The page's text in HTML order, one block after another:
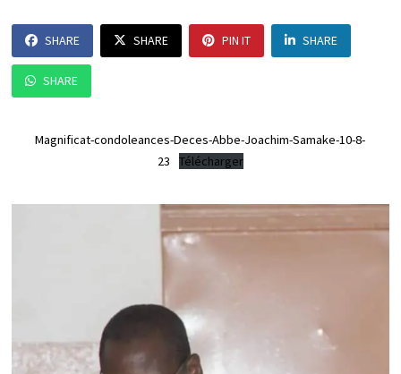
SHARE SHARE PIN IT SHARE
SHARE
Magnificat-condoleances-Deces-Abbe-Joachim-Samake-10-8-
23
Télécharger